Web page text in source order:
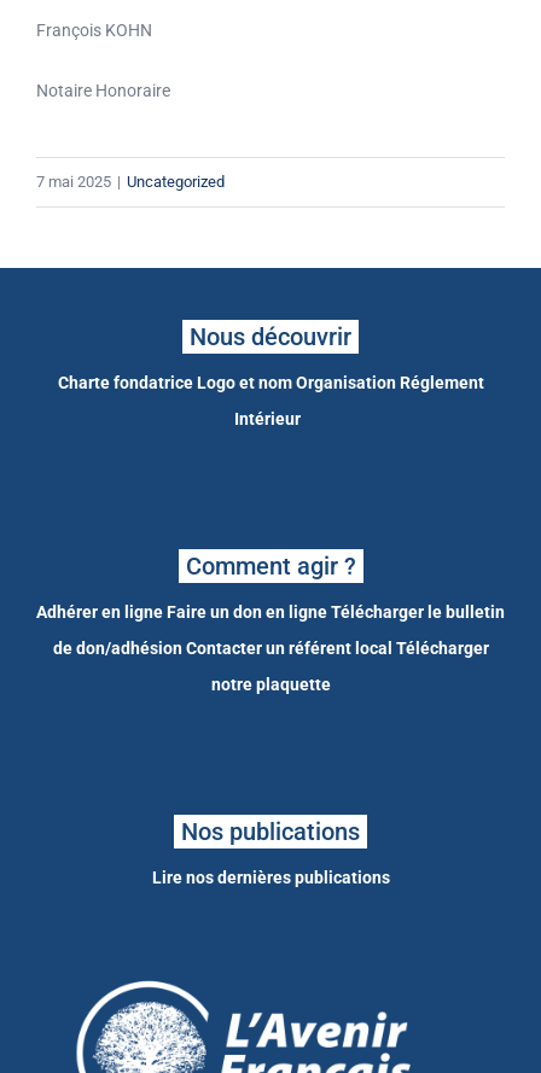
François KOHN
Notaire Honoraire
7 mai 2025 | Uncategorized
Nous découvrir
Charte fondatrice Logo et nom Organisation Réglement
Intérieur
Comment agir ?
Adhérer en ligneFaire un don en ligneTélécharger le bulletin
de don/adhésion Contacter un référent local Télécharger
notre plaquette
Nos publications
Lire nos dernières publications